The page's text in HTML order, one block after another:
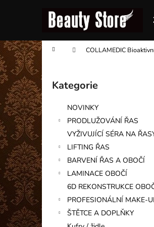
Domů COLLAMEDIC
o
s
t
r
n
n
í
n
Přeskočit
kategorie
Kategorie
NOVINKY
PRODLUŽOVÁNÍ ŘAS
VYŽIVUJÍCÍ SÉRA NA
LIFTING ŘAS
BARVENÍ ŘAS A OBOČÍ
LAMINACE OBOČÍ
6D REKONSTRUKCE
PROFESIONÁLNÍ MAKE-
ŠTĚTCE A DOPLŇKY
í
k
do
obchodu
do
obchodu